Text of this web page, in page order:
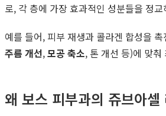
로, 각 층에 가장 효과적인 성분들을 정
예를 들어, 피부 재생과 콜라겐 합성을
주름 개선,모공 축소, 톤 개선 등)에 맞
왜 보스 피부과의 쥬브아